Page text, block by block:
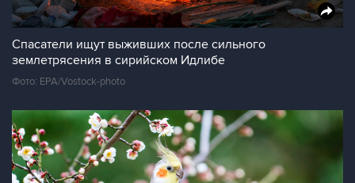
Спасатели ищут выживших после сильного
землетрясения в сирийском Идлибе
Фото: EPA/Vostock-photo